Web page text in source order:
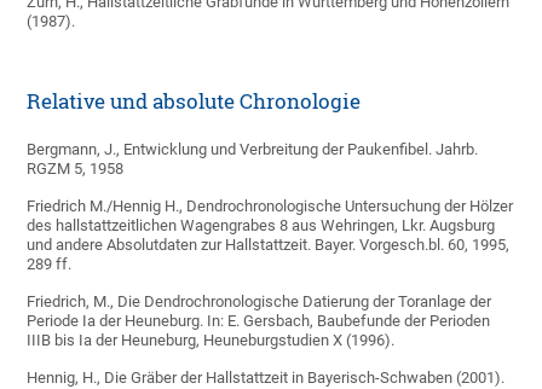
(1987).
Relative und absolute Chronologie
Bergmann, J., Entwicklung und Verbreitung der Paukenfibel. Jahrb.
RGZM 5, 1958
Friedrich M./Hennig H., Dendrochronologische Untersuchung der Hölzer
des hallstattzeitlichen Wagengrabes 8 aus Wehringen, Lkr. Augsburg
und andere Absolutdaten zur Hallstattzeit. Bayer. Vorgesch.bl. 60, 1995,
289 ff.
Friedrich, M., Die Dendrochronologische Datierung der Toranlage der
Periode Ia der Heuneburg. In: E. Gersbach, Baubefunde der Perioden
IIIB bis Ia der Heuneburg, Heuneburgstudien X (1996).
Hennig, H., Die Gräber der Hallstattzeit in Bayerisch-Schwaben (2001).